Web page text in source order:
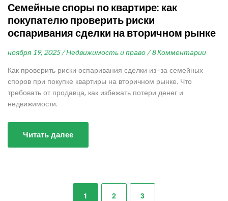
Семейные споры по квартире: как
покупателю проверить риски
оспаривания сделки на вторичном рынке
ноября 19, 2025 / Недвижимость и право / 8 Комментарии
Как проверить риски оспаривания сделки из-за семейных
споров при покупке квартиры на вторичном рынке. Что
требовать от продавца, как избежать потери денег и
недвижимости.
Читать далее
1 2 3